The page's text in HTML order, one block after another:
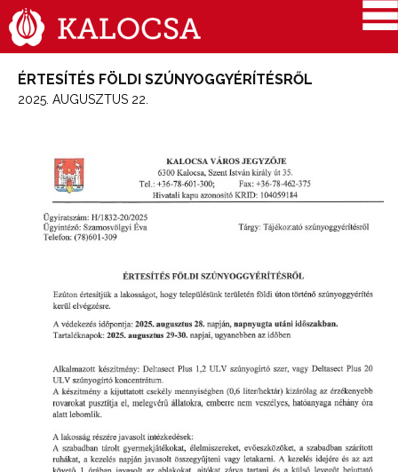
ÉRTESÍTÉS FÖLDI SZÚNYOGGYÉRÍTÉSRŐL
2025. AUGUSZTUS 22.